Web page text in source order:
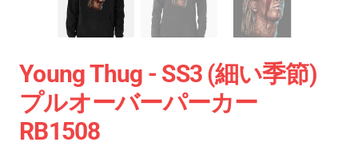
Young Thug - SS3 (細い季節)
プルオーバーパーカー
RB1508